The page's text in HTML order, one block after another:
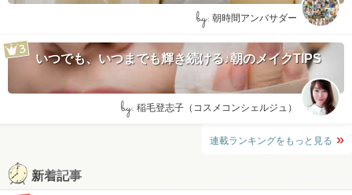
by: 朝時間アンバサダー
いつでも、いつまでも輝き続ける♪朝のメイクTIPS
by: 稲毛登志子（コスメコンシェルジュ）
連載ランキングをもっと見る
新着記事